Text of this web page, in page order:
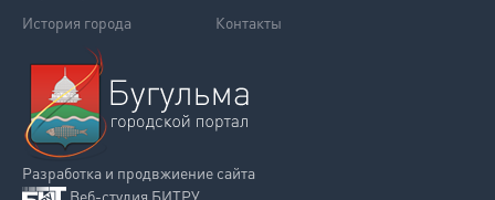
История города
Контакты
Разработка и продвжиение сайта
Веб-студия БИТРУ